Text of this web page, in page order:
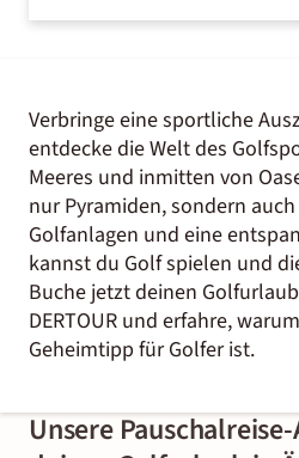
Verbringe eine sportliche
entdecke die Welt des
Meeres und inmitten von
nur Pyramiden, sondern
Golfanlagen und eine
kannst du Golf spielen und
Buche jetzt deinen
DERTOUR und erfahre,
Geheimtipp für Golfer ist.
Unsere